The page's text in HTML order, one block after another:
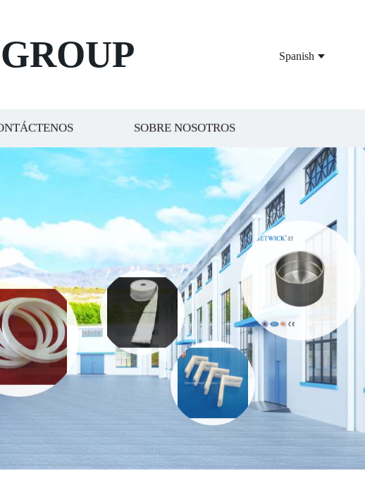
Spanish
SOBRE NOSOTROS